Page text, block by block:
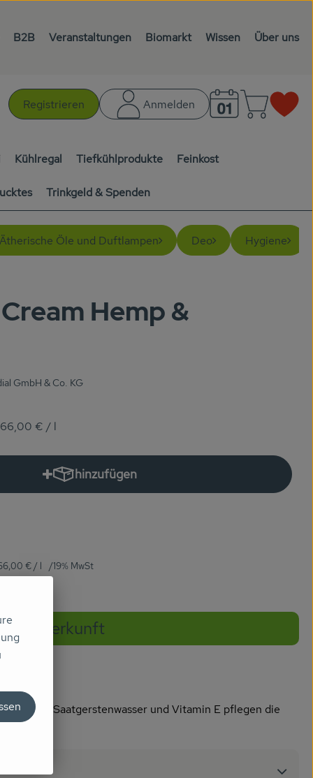
B2B Veranstaltungen Biomarkt Wissen Über uns
Registrieren Anmelden
Kühlregal Tiefkühlprodukte Feinkost
Trinkgeld & Spenden
Ätherische Öle und Duftlampen Deo Hygiene
Hemp &
GmbH & Co. KG
66,00 € / l
hinzufügen
Produkt zum Warenkorb hinzufügen
€/ l 19% MwSt
Herkunft
Bio-Saatgerstenwasser und Vitamin E pflegen die